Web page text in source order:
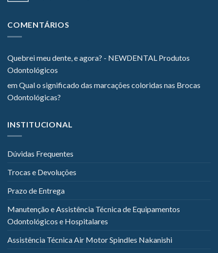
COMENTÁRIOS
Quebrei meu dente, e agora? - NEWDENTAL Produtos
Odontológicos
emQual o significado das marcações coloridas nas Brocas
Odontológicas?
INSTITUCIONAL
Dúvidas Frequentes
Trocas e Devoluções
Prazo de Entrega
Manutenção e Assistência Técnica de Equipamentos
Odontológicos e Hospitalares
Assistência Técnica Air Motor Spindles Nakanishi